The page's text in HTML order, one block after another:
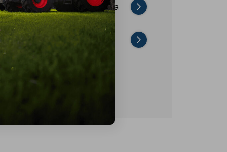
Najczęściej zadawane pytania
Skontaktuj się z nami